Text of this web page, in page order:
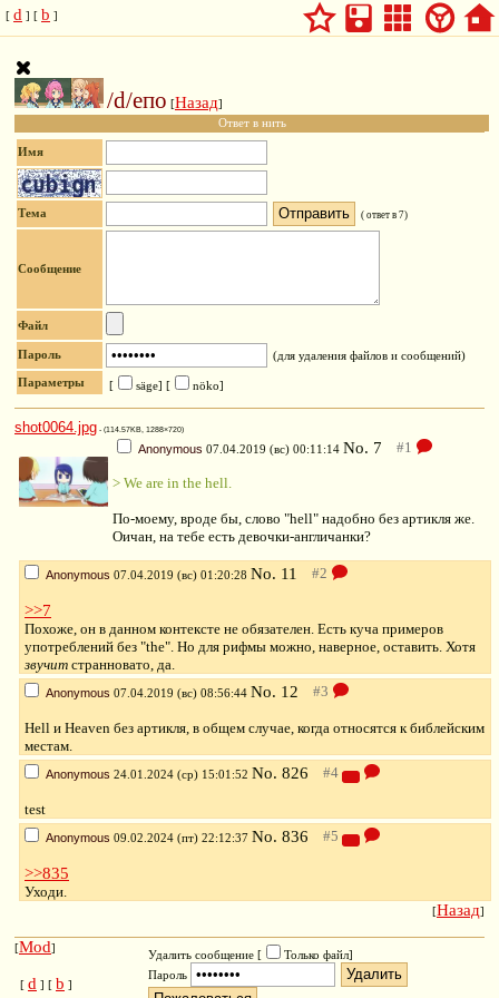
[ d ] [ b ]
/d/епо [Назад]
Ответ в нить
Имя
Тема (ответ в 7)
Сообщение
Файл
Пароль (для удаления файлов и сообщений)
Параметры [ säge] [ nöko]
shot0064.jpg - (114.57KB, 1288×720)
Anonymous 07.04.2019 (вс) 00:11:14 No. 7
> We are in the hell.
По-моему, вроде бы, слово "hell" надобно без артикля же.
Оичан, на тебе есть девочки-англичанки?
Anonymous 07.04.2019 (вс) 01:20:28 No. 11
>>7
Похоже, он в данном контексте не обязателен. Есть куча примеров
употреблений без "the". Но для рифмы можно, наверное, оставить. Хотя
звучит странновато, да.
Anonymous 07.04.2019 (вс) 08:56:44 No. 12
Hell и Heaven без артикля, в общем случае, когда относятся к библейским
местам.
Anonymous 24.01.2024 (ср) 15:01:52 No. 826
test
Anonymous 09.02.2024 (пт) 22:12:37 No. 836
>>835
Уходи.
Назад
Удалить сообщение [ Только файл
Пароль
Mod
d b